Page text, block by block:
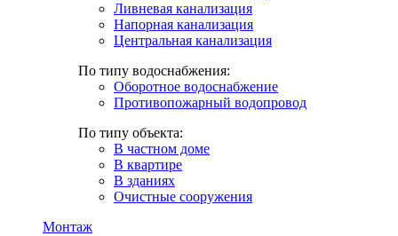
Ливневая канализация
Напорная канализация
Центральная канализация
По типу водоснабжения:
Оборотное водоснабжение
Противопожарный водопровод
По типу объекта:
В частном доме
В квартире
В зданиях
Очистные сооружения
Монтаж